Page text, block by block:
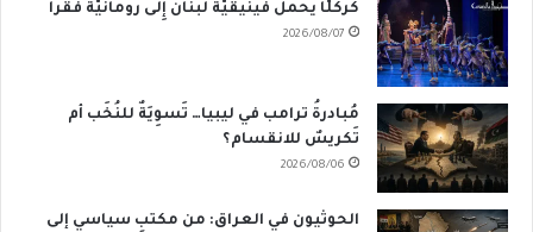
كركلَّا يحمل فينيقيَّة لبنان إِلى رومانيَّة فقرا
2026/08/07
مُبادرةُ ترامب في ليبيا… تَسوِيَةٌ للنُخَب أم
تَكريسٌ للانقسام؟
2026/08/06
الحوثيون في العراق: من مكتبٍ سياسي إلى